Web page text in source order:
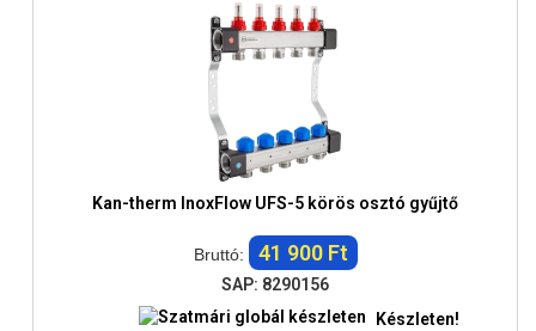
Kan-therm InoxFlow UFS-5 körös osztó gyűjtő
Bruttó: 41 900 Ft
SAP: 8290156
Készleten!